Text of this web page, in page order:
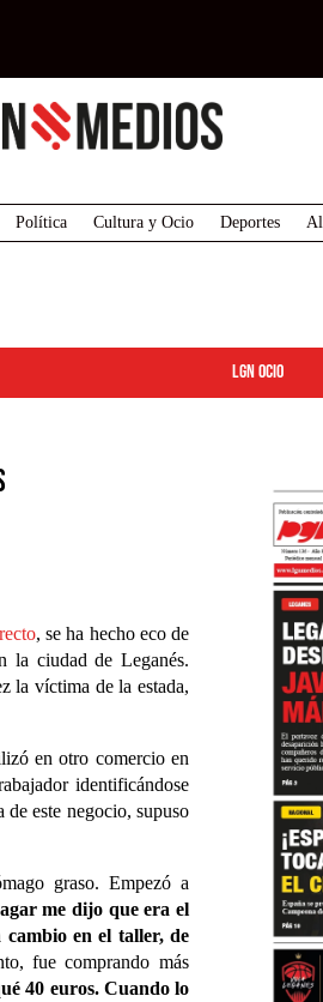
Política Cultura y Ocio Deportes
LGN ocio
, se ha hecho eco de
la ciudad de Leganés.
la víctima de la estada,
en otro comercio en
identificándose
de este negocio, supuso
graso. Empezó a
me dijo que era el
en el taller, de
fue comprando más
40 euros. Cuando lo